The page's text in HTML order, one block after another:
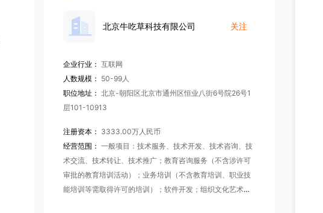
北京牛吃草科技有限公司 关注
企业行业： 互联网
人数规模： 50-99人
职位地址： 北京-朝阳区北京市通州区恒业八街6号院26号1
层101-10913
注册资本： 3333.00万人民币
经营范围： 一般项目：技术服务、技术开发、技术咨询、技
术交流、技术转让、技术推广；教育咨询服务（不含涉许可
审批的教育培训活动）；业务培训（不含教育培训、职业技
能培训等需取得许可的培训）；软件开发；组织文化艺术交